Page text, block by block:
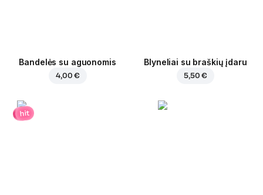
Bandelės su aguonomis
4,00 €
Blyneliai su braškių įdaru
5,50 €
hit